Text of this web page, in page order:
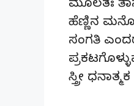
ಮೂಲತಃ
ಹೆಣ್ಣಿನ
ಸಂಗತಿ
ಸ್ತ್ರೀ